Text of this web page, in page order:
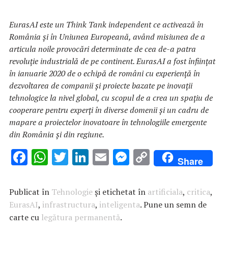
EurasAI este un Think Tank independent ce activează în
România și în Uniunea Europeană, având misiunea de a
articula noile provocări determinate de cea de-a patra
revoluție industrială de pe continent. EurasAI a fost înființat
în ianuarie 2020 de o echipă de români cu experiență în
dezvoltarea de companii și proiecte bazate pe inovații
tehnologice la nivel global, cu scopul de a crea un spațiu de
cooperare pentru experți în diverse domenii și un cadru de
mapare a proiectelor inovatoare în tehnologiile emergente
din România și din regiune.
F
e
b
o
W
at
s
A
T
it
te
r
Li
k
e
dI
E
ai
l
M
se
n
C
o
p
y
Share
Publicat în Tehnologieși etichetat în artificiala, critica,
EurasAI, infrastructura, inteligenta. Pune un semn de
carte cu legătura permanentă.